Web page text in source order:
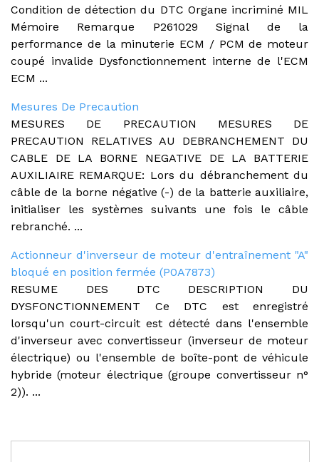
Condition de détection du DTC Organe incriminé MIL
Mémoire Remarque P261029 Signal de la
performance de la minuterie ECM / PCM de moteur
coupé invalide Dysfonctionnement interne de l'ECM
ECM ...
Mesures De Precaution
MESURES DE PRECAUTION MESURES DE
PRECAUTION RELATIVES AU DEBRANCHEMENT DU
CABLE DE LA BORNE NEGATIVE DE LA BATTERIE
AUXILIAIRE REMARQUE: Lors du débranchement du
câble de la borne négative (-) de la batterie auxiliaire,
initialiser les systèmes suivants une fois le câble
rebranché. ...
Actionneur d'inverseur de moteur d'entraînement "A"
bloqué en position fermée (P0A7873)
RESUME DES DTC DESCRIPTION DU
DYSFONCTIONNEMENT Ce DTC est enregistré
lorsqu'un court-circuit est détecté dans l'ensemble
d'inverseur avec convertisseur (inverseur de moteur
électrique) ou l'ensemble de boîte-pont de véhicule
hybride (moteur électrique (groupe convertisseur n°
2)). ...